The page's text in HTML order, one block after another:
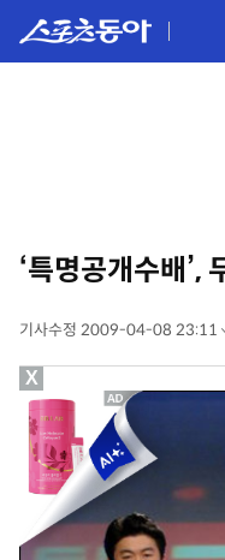
‘특명공개수배’,
기사수정 2009-04-08 23:11
X